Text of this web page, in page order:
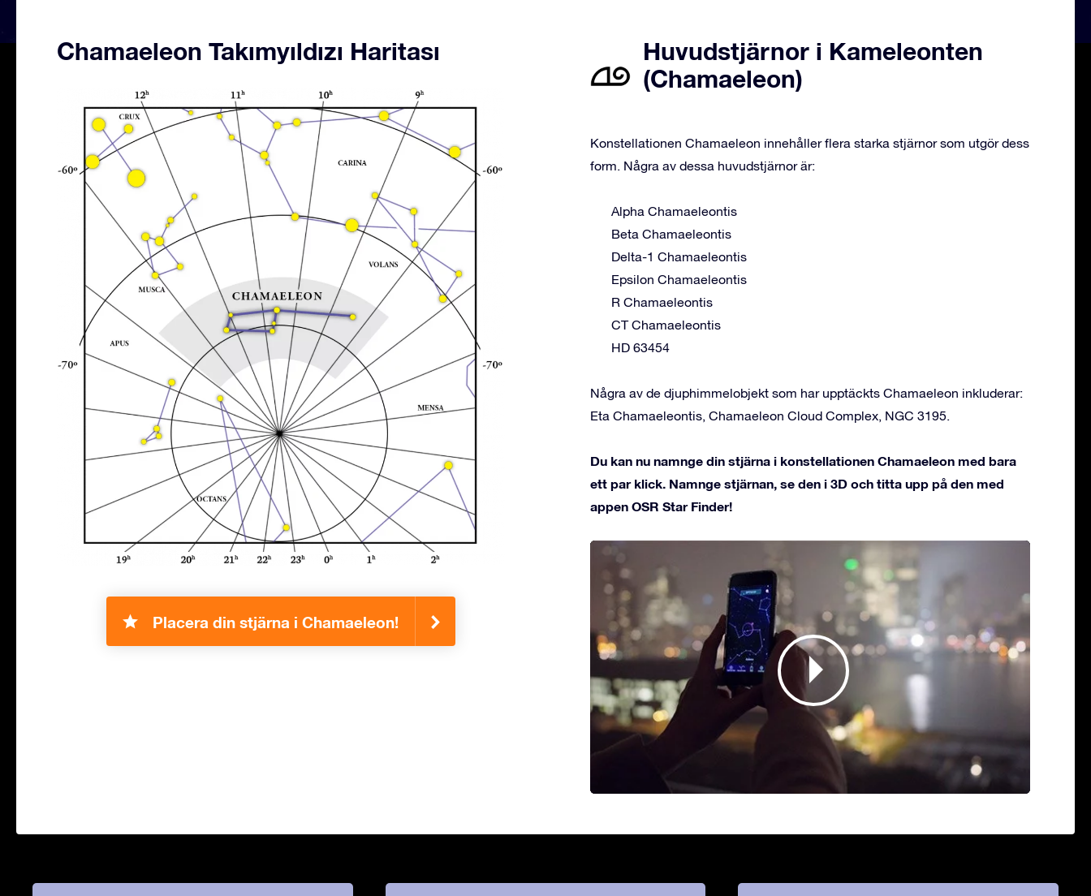
Chamaeleon Takımyıldızı Haritası
Placera din stjärna i Chamaeleon!
Huvudstjärnor i Kameleonten
(Chamaeleon)
Konstellationen Chamaeleon innehåller flera starka stjärnor som utgör dess
form. Några av dessa huvudstjärnor är:
Alpha Chamaeleontis
Beta Chamaeleontis
Delta-1 Chamaeleontis
Epsilon Chamaeleontis
R Chamaeleontis
CT Chamaeleontis
HD 63454
Några av de djuphimmelobjekt som har upptäckts Chamaeleon inkluderar:
Eta Chamaeleontis, Chamaeleon Cloud Complex, NGC 3195.
Du kan nu namnge din stjärna i konstellationen Chamaeleon med bara
ett par klick. Namnge stjärnan, se den i 3D och titta upp på den med
appen OSR Star Finder!